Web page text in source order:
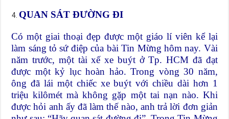
QUAN SÁT ĐƯỜNG ĐI
Có một giai thoại đẹp được một giáo lí viên kể lại
làm sáng tỏ sứ điệp của bài Tin Mừng hôm nay. Vài
năm trước, một tài xế xe buýt ở Tp. HCM đã đạt
được một kỷ lục hoàn hảo. Trong vòng 30 năm,
ông đã lái một chiếc xe buýt với chiều dài hơn 1
triệu kilômét mà không gặp một tai nạn nào. Khi
được hỏi anh ấy đã làm thế nào, anh trả lời đơn giản